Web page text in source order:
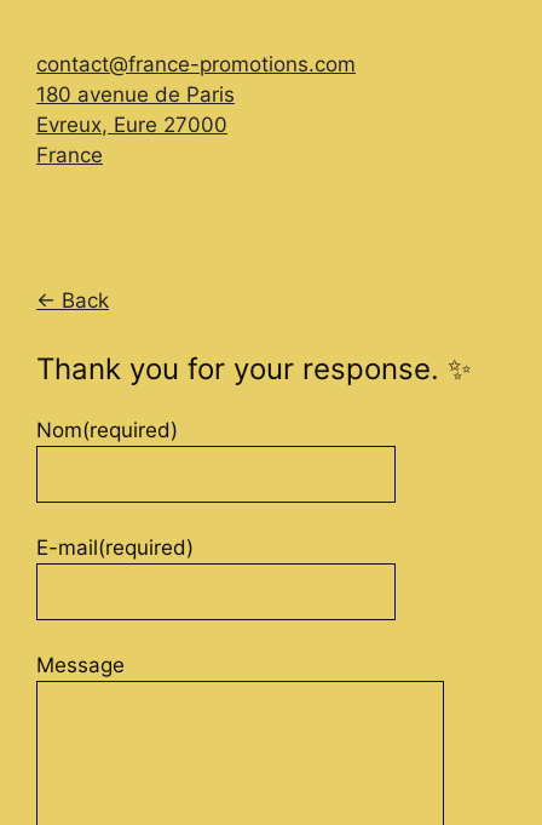
contact@france-promotions.com
180 avenue de Paris
Evreux, Eure 27000
France
← Back
Thank you for your response. ✨
Nom(required)
E-mail(required)
Message